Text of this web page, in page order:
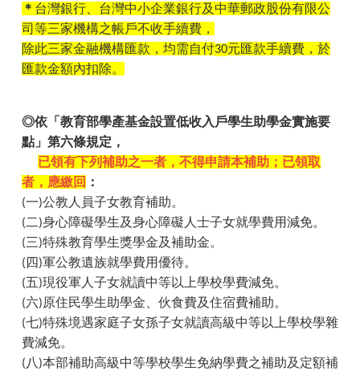
＊ 台灣銀行、台灣中小企業銀行及中華郵政股份有限公
司等三家機構之帳戶不收手續費，
除此三家金融機構匯款，均需自付30元匯款手續費，於
匯款金額內扣除。
◎依「教育部學產基金設置低收入戶學生助學金實施要
點」第六條規定，
已領有下列補助之一者，不得申請本補助；已領取
者，應繳回 ：
(一)公教人員子女教育補助。
(二)身心障礙學生及身心障礙人士子女就學費用減免。
(三)特殊教育學生獎學金及補助金。
( 四)軍公教遺族就學費用優待。
(五)現役軍人子女就讀中等以上學校學費減免。
(六)原住民學生助學金、伙食費及住宿費補助。
(七)特殊境遇家庭子女孫子女就讀高級中等以上學校學雜
費減免。
(八 )本部補助高級中等學校學生免納學費之補助及定額補